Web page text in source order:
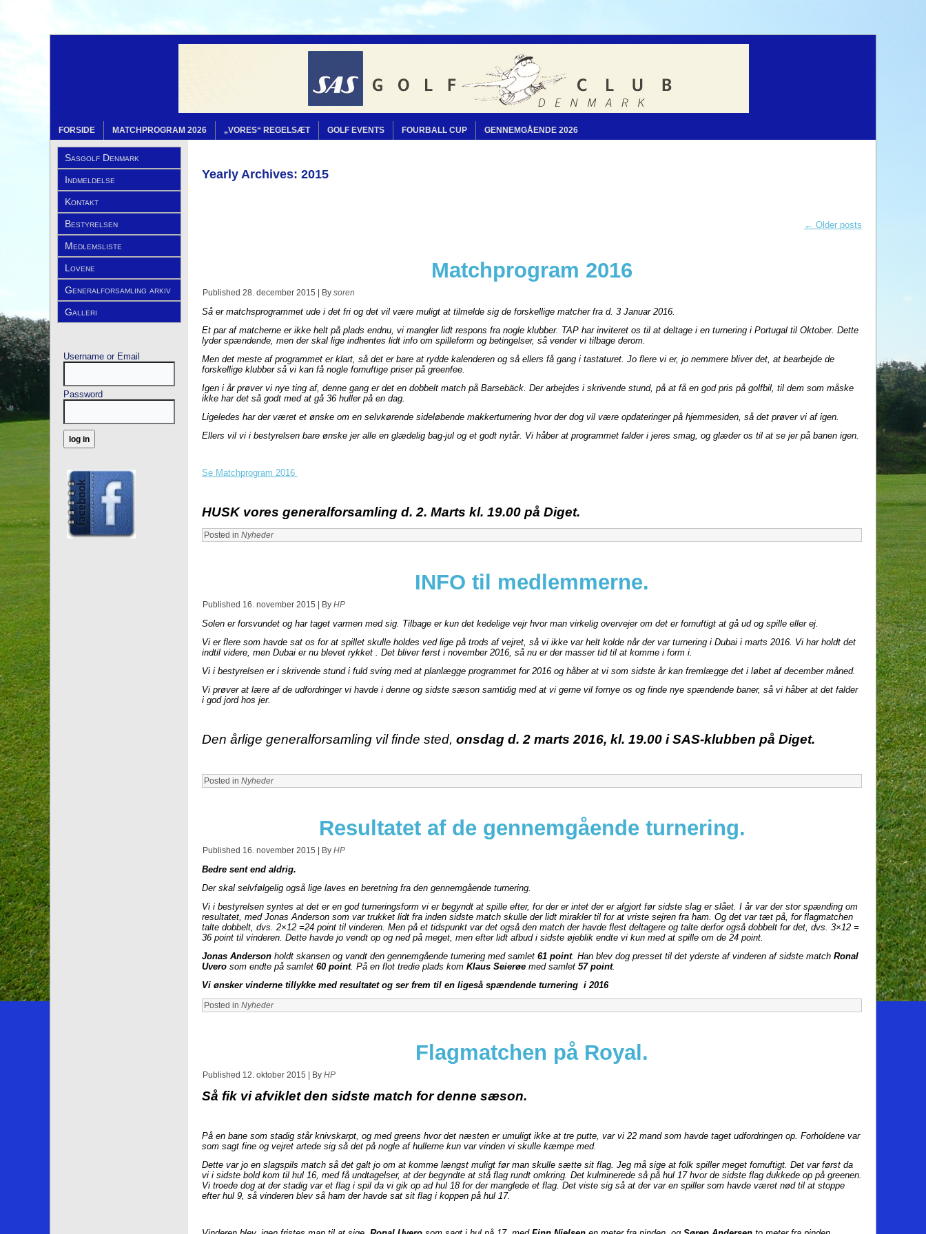
FORSIDE MATCHPROGRAM 2026 „VORES“ REGELSÆT GOLF EVENTS FOURBALL CUP GENNEMGÅENDE 2026
Sasgolf Denmark
Indmeldelse
Kontakt
Bestyrelsen
Medlemsliste
Lovene
Generalforsamling arkiv
Galleri
Username or Email
Password
Yearly Archives: 2015
← Older posts
Matchprogram 2016
Published 28. december 2015 By soren
Så er matchsprogrammet ude i det fri og det vil være muligt at tilmelde sig de forskellige matcher fra d. 3 Januar 2016.
Et par af matcherne er ikke helt på plads endnu, vi mangler lidt respons fra nogle klubber. TAP har inviteret os til at deltage i en turnering i Portugal til Oktober. Dette
lyder spændende, men der skal lige indhentes lidt info om spilleform og betingelser, så vender vi tilbage derom.
Men det meste af programmet er klart, så det er bare at rydde kalenderen og så ellers få gang i tastaturet. Jo flere vi er, jo nemmere bliver det, at bearbejde de
forskellige klubber så vi kan få nogle fornuftige priser på greenfee.
Igen i år prøver vi nye ting af, denne gang er det en dobbelt match på Barsebäck. Der arbejdes i skrivende stund, på at få en god pris på golfbil, til dem som måske
ikke har det så godt med at gå 36 huller på en dag.
Ligeledes har der været et ønske om en selvkørende sideløbende makkerturnering hvor der dog vil være opdateringer på hjemmesiden, så det prøver vi af igen.
Ellers vil vi i bestyrelsen bare ønske jer alle en glædelig bag-jul og et godt nytår. Vi håber at programmet falder i jeres smag, og glæder os til at se jer på banen igen.
Se Matchprogram 2016
HUSK vores generalforsamling d. 2. Marts kl. 19.00 på Diget.
Posted in Nyheder
INFO til medlemmerne.
Published 16. november 2015 By HP
Solen er forsvundet og har taget varmen med sig. Tilbage er kun det kedelige vejr hvor man virkelig overvejer om det er fornuftigt at gå ud og spille eller ej.
Vi er flere som havde sat os for at spillet skulle holdes ved lige på trods af vejret, så vi ikke var helt kolde når der var turnering i Dubai i marts 2016. Vi har holdt det
indtil videre, men Dubai er nu blevet rykket . Det bliver først i november 2016, så nu er der masser tid til at komme i form i.
Vi i bestyrelsen er i skrivende stund i fuld sving med at planlægge programmet for 2016 og håber at vi som sidste år kan fremlægge det i løbet af december måned.
Vi prøver at lære af de udfordringer vi havde i denne og sidste sæson samtidig med at vi gerne vil fornye os og finde nye spændende baner, så vi håber at det falder
i god jord hos jer.
Den årlige generalforsamling vil finde sted, onsdag d. 2 marts 2016, kl. 19.00 i SAS-klubben på Diget.
Posted in Nyheder
Resultatet af de gennemgående turnering.
Published 16. november 2015 By HP
Bedre sent end aldrig.
Der skal selvfølgelig også lige laves en beretning fra den gennemgående turnering.
Vi i bestyrelsen syntes at det er en god turneringsform vi er begyndt at spille efter, for der er intet der er afgjort før sidste slag er slået. I år var der stor spænding om
resultatet, med Jonas Anderson som var trukket lidt fra inden sidste match skulle der lidt mirakler til for at vriste sejren fra ham. Og det var tæt på, for flagmatchen
talte dobbelt, dvs. 2×12 =24 point til vinderen. Men på et tidspunkt var det også den match der havde flest deltagere og talte derfor også dobbelt for det, dvs. 3×12 =
36 point til vinderen. Dette havde jo vendt op og ned på meget, men efter lidt afbud i sidste øjeblik endte vi kun med at spille om de 24 point.
Jonas Anderson holdt skansen og vandt den gennemgående turnering med samlet 61 point. Han blev dog presset til det yderste af vinderen af sidste match Ronal
Uvero som endte på samlet 60 point. På en flot tredie plads kom Klaus Seierøe med samlet 57 point.
Vi ønsker vinderne tillykke med resultatet og ser frem til en ligeså spændende turnering i 2016
Posted in Nyheder
Flagmatchen på Royal.
Published 12. oktober 2015 By HP
Så fik vi afviklet den sidste match for denne sæson.
På en bane som stadig står knivskarpt, og med greens hvor det næsten er umuligt ikke at tre putte, var vi 22 mand som havde taget udfordringen op. Forholdene var
som sagt fine og vejret artede sig så det på nogle af hullerne kun var vinden vi skulle kæmpe med.
Dette var jo en slagspils match så det galt jo om at komme længst muligt før man skulle sætte sit flag. Jeg må sige at folk spiller meget fornuftigt. Det var først da
vi i sidste bold kom til hul 16, med få undtagelser, at der begyndte at stå flag rundt omkring. Det kulminerede så på hul 17 hvor de sidste flag dukkede op på greenen.
Vi troede dog at der stadig var et flag i spil da vi gik op ad hul 18 for der manglede et flag. Det viste sig så at der var en spiller som havde været nød til at stoppe
efter hul 9, så vinderen blev så ham der havde sat sit flag i koppen på hul 17.